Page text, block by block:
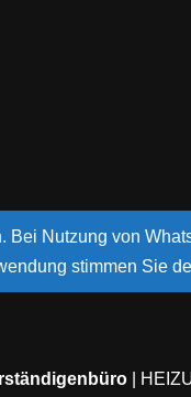
|
Bei Nutzung von
stimmen Sie